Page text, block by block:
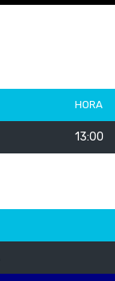
HORA
13:00